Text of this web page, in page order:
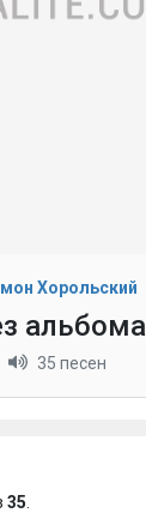
Хорольский
альбома
35 песен
35